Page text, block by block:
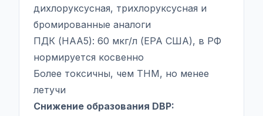
дихлоруксусная, трихлоруксусная и
бромированные аналоги
ПДК (HAA5): 60 мкг/л (EPA США), в РФ
нормируется косвенно
Более токсичны, чем THM, но менее
летучи
Снижение образования DBP: